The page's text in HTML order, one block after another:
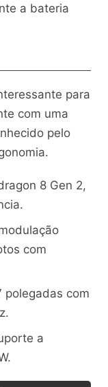
a bateria
para
com uma
pelo
8 Gen 2,
com
polegadas com
a